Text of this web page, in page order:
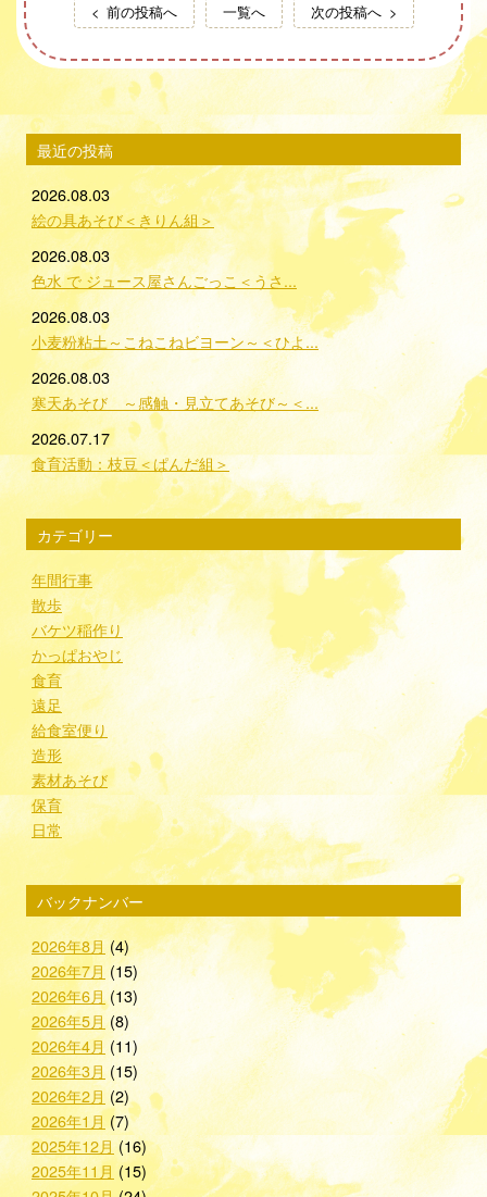
前の投稿へ 一覧へ 次の投稿へ
最近の投稿
2026.08.03
絵の具あそび＜きりん組＞
2026.08.03
色水 で ジュース屋さんごっこ＜うさ...
2026.08.03
小麦粉粘土～こねこねビヨーン～＜ひよ...
2026.08.03
寒天あそび ～感触・見立てあそび～＜...
2026.07.17
食育活動：枝豆＜ぱんだ組＞
カテゴリー
年間行事
散歩
バケツ稲作り
かっぱおやじ
食育
遠足
給食室便り
造形
素材あそび
保育
日常
バックナンバー
2026年8月(4)
2026年7月 (15)
2026年6月(13)
2026年5月(8)
2026年4月 (11)
2026年3月(15)
2026年2月 (2)
2026年1月 (7)
2025年12月(16)
2025年11月 (15)